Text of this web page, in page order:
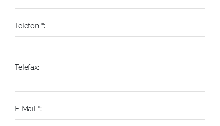
Telefon *:
Telefax:
E-Mail *: